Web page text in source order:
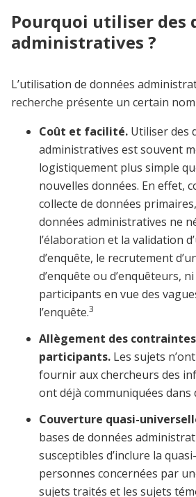
Pourquoi utiliser des
administratives ?
L’utilisation de données
recherche présente un certain
Coût et facilité. Utiliser des
administratives est souvent
logistiquement plus simple
nouvelles données. En effet,
collecte de données
données administratives ne
l’élaboration et la validation
d’enquête, le recrutement
d’enquête ou d’enquêteurs,
participants en vue des
l’enquête.3
Allègement des
participants. Les sujets
fournir aux chercheurs des
ont déjà communiquées dans
Couverture quasi-
bases de données
susceptibles d’inclure la
personnes concernées par
sujets traités et les sujets